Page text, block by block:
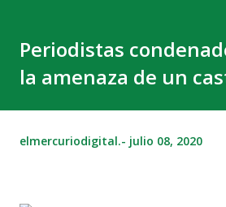
Periodistas
la amenaza de un
elmercuriodigital.- julio 08, 2020